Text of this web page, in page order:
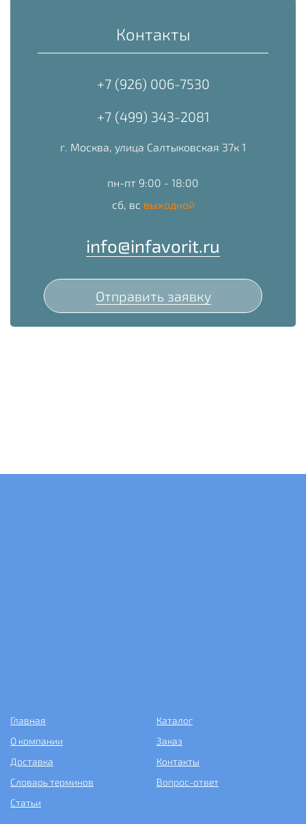
Контакты
+7 (926) 006-7530
+7 (499) 343-2081
г. Москва, улица Салтыковская 37к 1
пн-пт 9:00 - 18:00
сб, вс выходной
info@infavorit.ru
Отправить заявку
Главная
Каталог
О компании
Заказ
Доставка
Контакты
Словарь терминов
Вопрос-ответ
Статьи